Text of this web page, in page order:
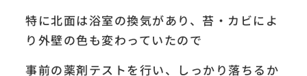
特に北面は浴室の換気があり、苔・カビによ
り外壁の色も変わっていたので
事前の薬剤テストを行い、しっかり落ちるか